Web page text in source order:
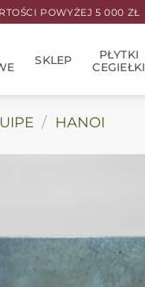
POWYŻEJ 5 000 ZŁ
SKLEP
PŁYTKI
CEGIEŁKI
/ HANOI